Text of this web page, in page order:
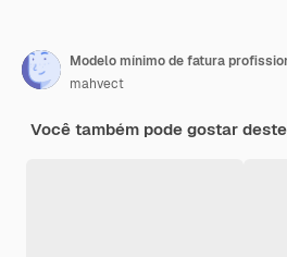
Modelo mínimo de fatura
mahvect
Você também pode gostar